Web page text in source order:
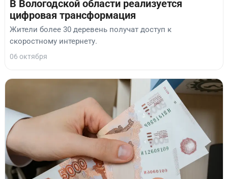
В Вологодской области реализуется
цифровая трансформация
Жители более 30 деревень получат доступ к
скоростному интернету.
06 октября